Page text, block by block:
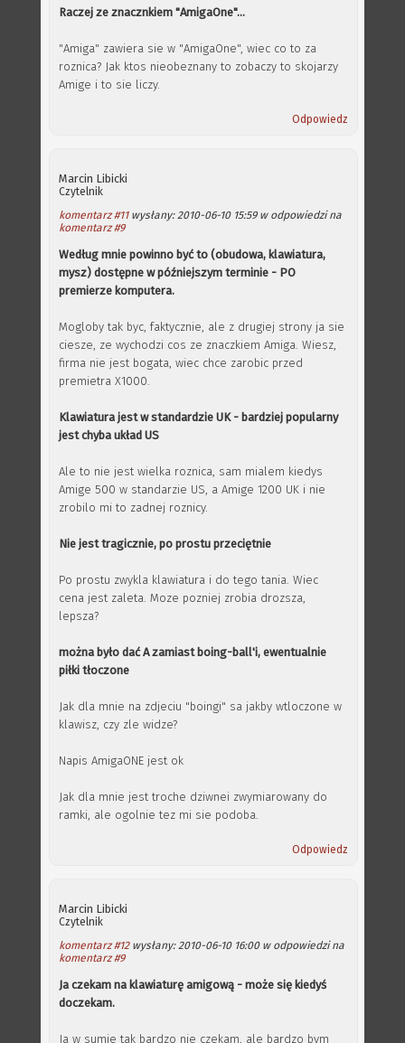
Raczej ze znacznkiem "AmigaOne"...
"Amiga" zawiera sie w "AmigaOne", wiec co to za
roznica? Jak ktos nieobeznany to zobaczy to skojarzy
Amige i to sie liczy.
Odpowiedz
Marcin Libicki
Czytelnik
komentarz #11wysłany: 2010-06-10 15:59 w odpowiedzi na
komentarz #9
Według mnie powinno być to (obudowa, klawiatura,
mysz) dostępne w późniejszym terminie - PO
premierze komputera.
Mogloby tak byc, faktycznie, ale z drugiej strony ja sie
ciesze, ze wychodzi cos ze znaczkiem Amiga. Wiesz,
firma nie jest bogata, wiec chce zarobic przed
premietra X1000.
Klawiatura jest w standardzie UK - bardziej popularny
jest chyba układ US
Ale to nie jest wielka roznica, sam mialem kiedys
Amige 500 w standarzie US, a Amige 1200 UK i nie
zrobilo mi to zadnej roznicy.
Nie jest tragicznie, po prostu przeciętnie
Po prostu zwykla klawiatura i do tego tania. Wiec
cena jest zaleta. Moze pozniej zrobia drozsza,
lepsza?
można było dać A zamiast boing-ball'i, ewentualnie
piłki tłoczone
Jak dla mnie na zdjeciu "boingi" sa jakby wtloczone w
klawisz, czy zle widze?
Napis AmigaONE jest ok
Jak dla mnie jest troche dziwnei zwymiarowany do
ramki, ale ogolnie tez mi sie podoba.
Odpowiedz
Marcin Libicki
Czytelnik
komentarz #12wysłany: 2010-06-10 16:00 w odpowiedzi na
komentarz #9
Ja czekam na klawiaturę amigową - może się kiedyś
doczekam.
Ja w sumie tak bardzo nie czekam, ale bardzo bym